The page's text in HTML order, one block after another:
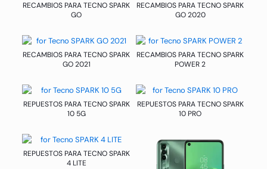
RECAMBIOS PARA TECNO SPARK
GO
RECAMBIOS PARA TECNO SPARK
GO 2020
RECAMBIOS PARA TECNO SPARK
GO 2021
RECAMBIOS PARA TECNO SPARK
POWER 2
REPUESTOS PARA TECNO SPARK
10 5G
REPUESTOS PARA TECNO SPARK
10 PRO
REPUESTOS PARA TECNO SPARK
4 LITE